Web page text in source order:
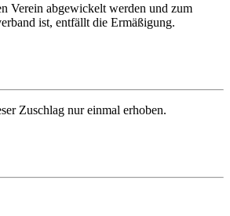
Verein abgewickelt werden und zum
ist, entfällt die Ermäßigung.
Zuschlag nur einmal erhoben.